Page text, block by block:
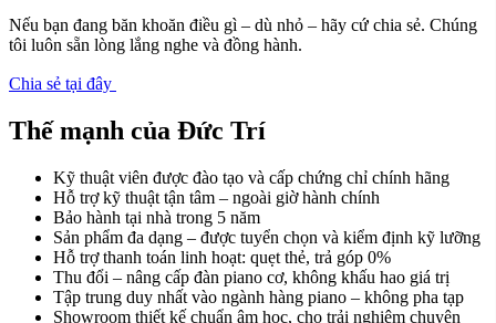
Nếu bạn đang băn khoăn điều gì – dù nhỏ – hãy cứ chia sẻ. Chúng
tôi luôn sẵn lòng lắng nghe và đồng hành.
Chia sẻ tại đây
Thế mạnh của Đức Trí
Kỹ thuật viên được đào tạo và cấp chứng chỉ chính hãng
Hỗ trợ kỹ thuật tận tâm – ngoài giờ hành chính
Bảo hành tại nhà trong 5 năm
Sản phẩm đa dạng – được tuyển chọn và kiểm định kỹ lưỡng
Hỗ trợ thanh toán linh hoạt: quẹt thẻ, trả góp 0%
Thu đổi – nâng cấp đàn piano cơ, không khấu hao giá trị
Tập trung duy nhất vào ngành hàng piano – không pha tạp
Showroom thiết kế chuẩn âm học, cho trải nghiệm chuyên